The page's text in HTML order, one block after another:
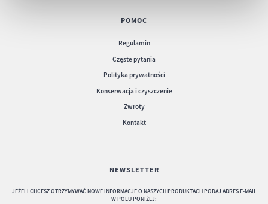
POMOC
Regulamin
Częste pytania
Polityka prywatności
Konserwacja i czyszczenie
Zwroty
Kontakt
NEWSLETTER
JEŻELI CHCESZ OTRZYMYWAĆ NOWE INFORMACJE O NASZYCH PRODUKTACH PODAJ ADRES E-MAIL
W POLU PONIŻEJ: